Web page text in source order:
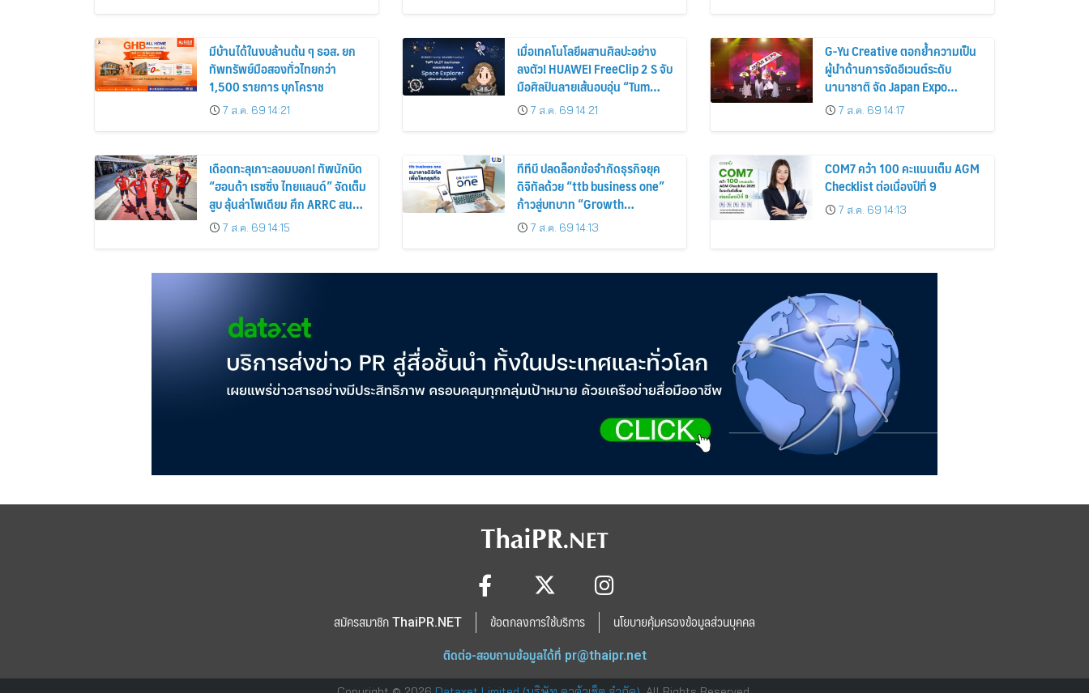
มีบ้านได้ในงบล้านต้น ๆ ธอส. ยก
ทัพทรัพย์มือสองทั่วไทยกว่า
1,500 รายการ บุกโคราช
7 ส.ค. 69 14:21
เมื่อเทคโนโลยีผสานศิลปะอย่าง
ลงตัว! HUAWEI FreeClip 2 S จับ
มือศิลปินลายเส้นอบอุ่น “Tum
Ulit” ถ่ายทอดคอลเลกชันพิเศษ
“Space Explorer” สลักลายเส้น
7 ส.ค. 69 14:21
G-Yu Creative ตอกย้ำความเป็น
ผู้นำด้านการจัดอีเวนต์ระดับ
นานาชาติ จัด Japan Expo
Malaysia 2026 ณ กรุง
กัวลาลัมเปอร์อย่างยิ่งใหญ่
7 ส.ค. 69 14:17
เดือดทะลุเกาะลอมบอก! ทัพนักบิด
“ฮอนด้า เรซซิ่ง ไทยแลนด์” จัดเต็ม
สูบ ลุ้นล่าโพเดียม ศึก ARRC สนาม
4 ที่มัลดาลิกา
7 ส.ค. 69 14:15
ทีทีบี ปลดล็อกข้อจำกัดธุรกิจยุค
ดิจิทัลด้วย “ttb business one”
ก้าวสู่บทบาท “Growth
Navigator” หนุนลูกค้าสู่การ
เติบโตอย่างแท้จริง
7 ส.ค. 69 14:13
COM7 คว้า 100 คะแนนเต็ม AGM
Checklist ต่อเนื่องปีที่ 9
7 ส.ค. 69 14:13
สมัครสมาชิก ThaiPR.NET ข้อตกลงการใช้บริการ นโยบายคุ้มครองข้อมูลส่วนบุคคล
ติดต่อ-สอบถามข้อมูลได้ที่ pr@thaipr.net